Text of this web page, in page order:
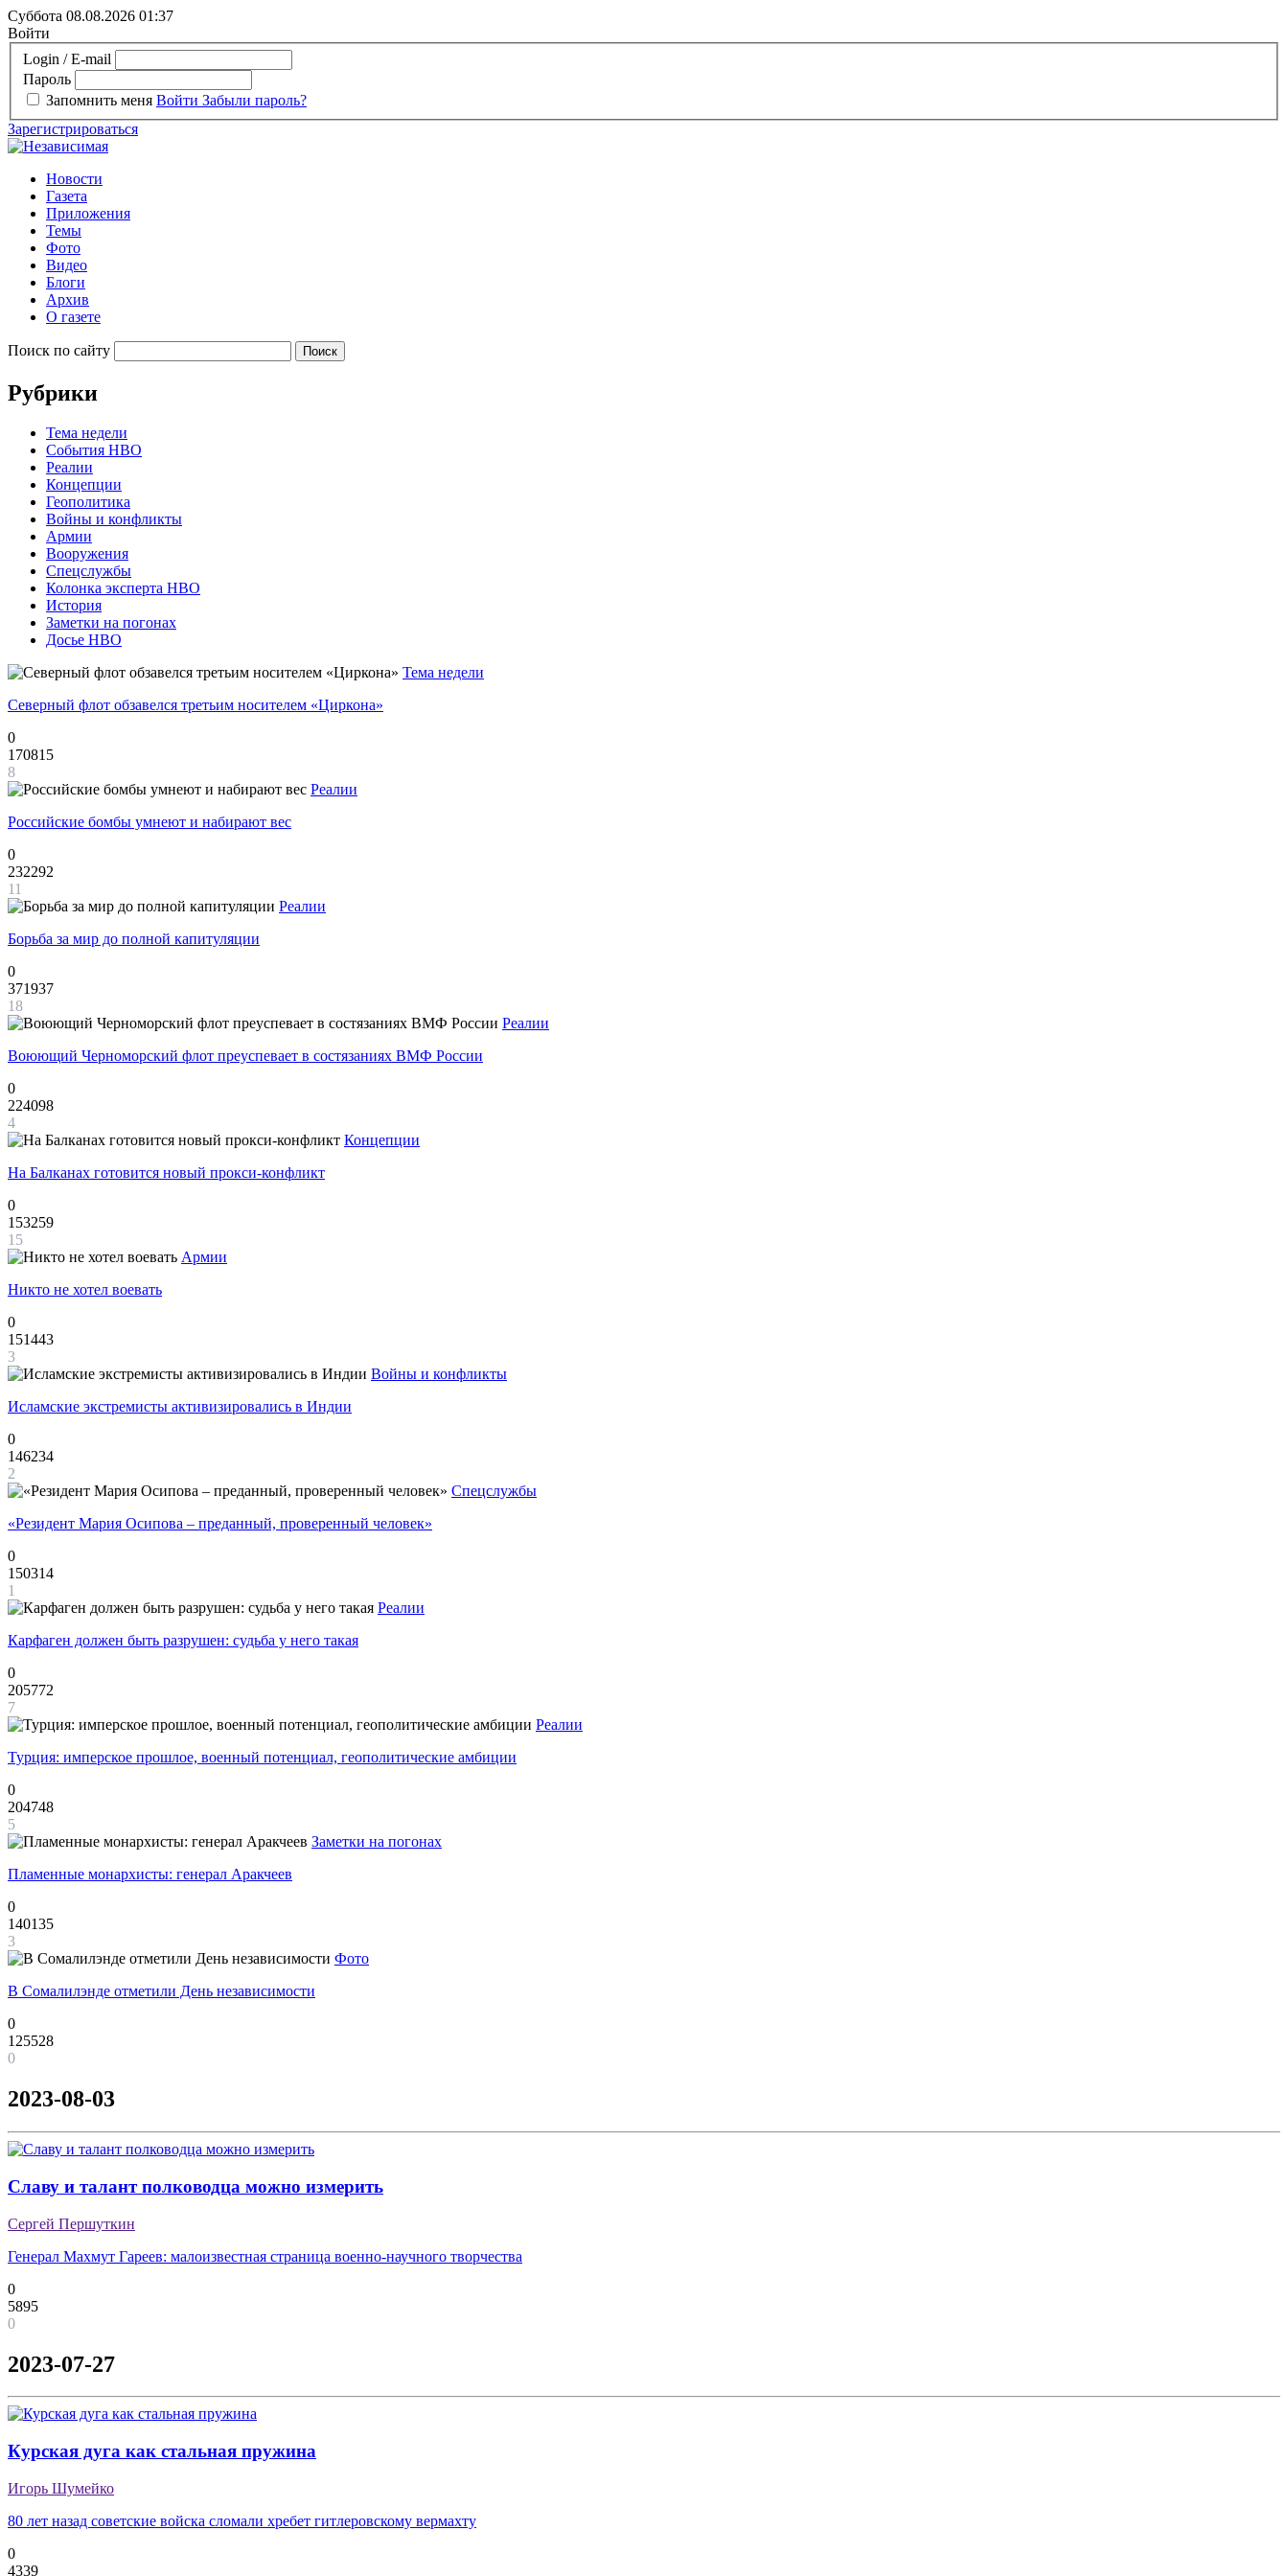
Суббота 08.08.2026 01:37
Войти
Login / E-mail
Пароль
Запомнить меня Войти Забыли пароль?
Зарегистрироваться
Новости
Газета
Приложения
Темы
Фото
Видео
Блоги
Архив
О газете
Поиск по сайту
Рубрики
Тема недели
События НВО
Реалии
Концепции
Геополитика
Войны и конфликты
Армии
Вооружения
Спецслужбы
Колонка эксперта НВО
История
Заметки на погонах
Досье НВО
Тема недели
Северный флот обзавелся третьим носителем «Циркона»
0
170815
8
Реалии
Российские бомбы умнеют и набирают вес
0
232292
11
Реалии
Борьба за мир до полной капитуляции
0
371937
18
Реалии
Воюющий Черноморский флот преуспевает в состязаниях ВМФ России
0
224098
4
Концепции
На Балканах готовится новый прокси-конфликт
0
153259
15
Армии
Никто не хотел воевать
0
151443
3
Войны и конфликты
Исламские экстремисты активизировались в Индии
0
146234
2
Спецслужбы
«Резидент Мария Осипова – преданный, проверенный человек»
0
150314
1
Реалии
Карфаген должен быть разрушен: судьба у него такая
0
205772
7
Реалии
Турция: имперское прошлое, военный потенциал, геополитические амбиции
0
204748
5
Заметки на погонах
Пламенные монархисты: генерал Аракчеев
0
140135
3
Фото
В Сомалилэнде отметили День независимости
0
125528
0
2023-08-03
Славу и талант полководца можно измерить
Сергей Першуткин
Генерал Махмут Гареев: малоизвестная страница военно-научного творчества
0
5895
0
2023-07-27
Курская дуга как стальная пружина
Игорь Шумейко
80 лет назад советские войска сломали хребет гитлеровскому вермахту
0
4339